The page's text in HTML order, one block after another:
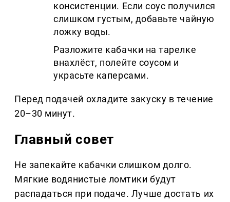
консистенции. Если соус получился
слишком густым, добавьте чайную
ложку воды.
Разложите кабачки на тарелке
внахлёст, полейте соусом и
украсьте каперсами.
Перед подачей охладите закуску в течение
20–30 минут.
Главный совет
Не запекайте кабачки слишком долго.
Мягкие водянистые ломтики будут
распадаться при подаче. Лучше достать их